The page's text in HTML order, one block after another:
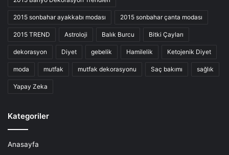
2015 sonbahar ayakkabı modası 2015 sonbahar çanta modası
2015 TREND Astroloji Balık Burcu Bitki Çayları
dekorasyon Diyet gebelik Hamilelik Ketojenik Diyet
moda mutfak mutfak dekorasyonu Saç bakımı sağlık
Yapay Zeka
Kategoriler
Anasayfa